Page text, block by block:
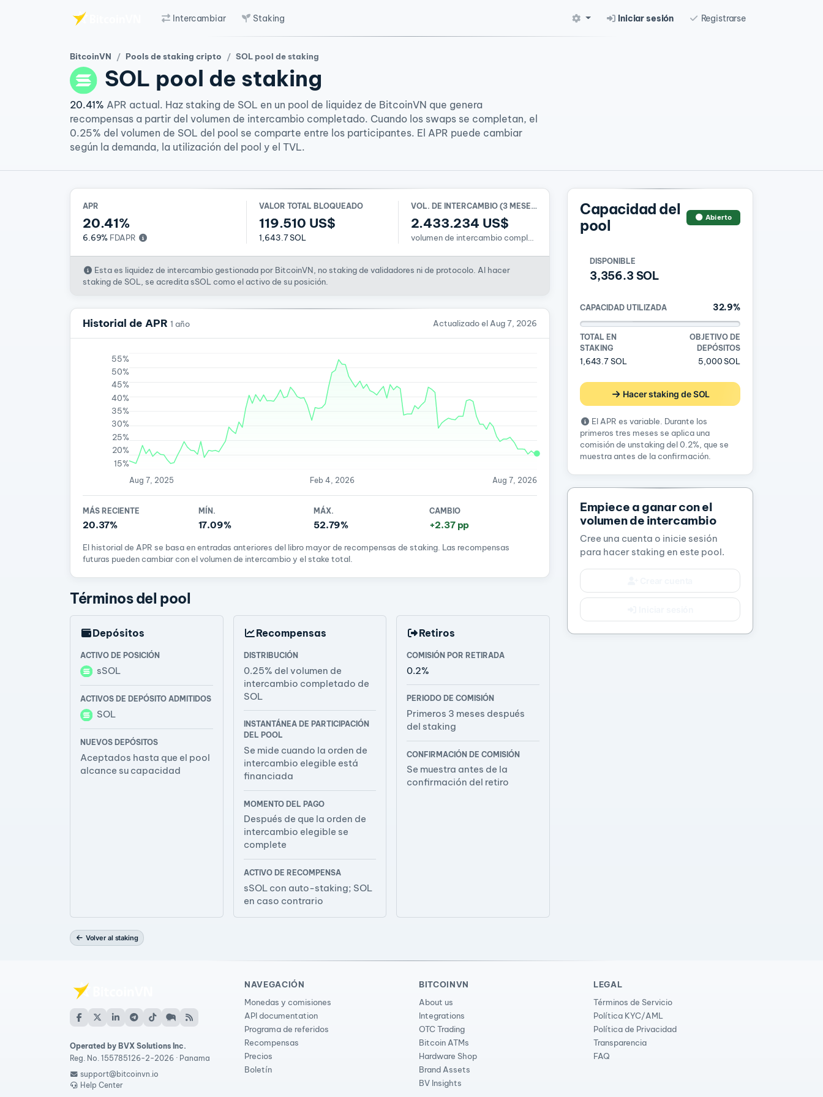
Intercambiar Staking Iniciar sesión Registrarse
BitcoinVN Pools de staking cripto SOL pool de staking
SOL pool de staking
20.41% APR actual. Haz staking de SOL en un pool de liquidez de BitcoinVN que genera
recompensas a partir del volumen de intercambio completado. Cuando los swaps se completan, el
0.25% del volumen de SOL del pool se comparte entre los participantes. El APR puede cambiar
según la demanda, la utilización del pool y el TVL.
APR
20.41%
6.69% FDAPR
VALOR TOTAL BLOQUEADO
119.510 US$
1,643.7 SOL
VOL. DE INTERCAMBIO (3 MESES)
2.433.234 US$
volumen de intercambio completado
Esta es liquidez de intercambio gestionada por BitcoinVN, no staking de validadores ni de protocolo. Al hacer
staking de SOL, se acredita sSOL como el activo de su posición.
Historial de APR 1 año Actualizado el Aug 7, 2026
55%
50%
45%
40%
35%
30%
25%
20%
15%
Aug 7, 2025 Feb 4, 2026 Aug 7, 2026
MÁS RECIENTE
20.37%
MÍN.
17.09%
MÁX.
52.79%
CAMBIO
+2.37 pp
El historial de APR se basa en entradas anteriores del libro mayor de recompensas de staking. Las recompensas
futuras pueden cambiar con el volumen de intercambio y el stake total.
Términos del pool
Depósitos
ACTIVO DE POSICIÓN
sSOL
ACTIVOS DE DEPÓSITO ADMITIDOS
SOL
NUEVOS DEPÓSITOS
Aceptados hasta que el pool
alcance su capacidad
Recompensas
DISTRIBUCIÓN
0.25% del volumen de
intercambio completado de
SOL
INSTANTÁNEA DE PARTICIPACIÓN
DEL POOL
Se mide cuando la orden de
intercambio elegible está
financiada
MOMENTO DEL PAGO
Después de que la orden de
intercambio elegible se
complete
ACTIVO DE RECOMPENSA
sSOL con auto-staking; SOL
en caso contrario
Retiros
COMISIÓN POR RETIRADA
0.2%
PERIODO DE COMISIÓN
Primeros 3 meses después
del staking
CONFIRMACIÓN DE COMISIÓN
Se muestra antes de la
confirmación del retiro
Volver al staking
Capacidad del
pool
Abierto
DISPONIBLE
3,356.3 SOL
CAPACIDAD UTILIZADA 32.9%
TOTAL EN
STAKING
1,643.7 SOL
OBJETIVO DE
DEPÓSITOS
5,000 SOL
Hacer staking de SOL
El APR es variable. Durante los
primeros tres meses se aplica una
comisión de unstaking del 0.2%, que se
muestra antes de la confirmación.
Empiece a ganar con el
volumen de intercambio
Cree una cuenta o inicie sesión
para hacer staking en este pool.
Operated by BVX Solutions Inc.
Reg. No. 155785126-2-2026 · Panama
support@bitcoinvn.io
Help Center
NAVEGACIÓN
Monedas y comisiones
API documentation
Programa de referidos
Recompensas
Precios
Boletín
BITCOINVN
About us
Integrations
OTC Trading
Bitcoin ATMs
Hardware Shop
Brand Assets
BV Insights
LEGAL
Términos de Servicio
Política KYC/AML
Política de Privacidad
Transparencia
FAQ